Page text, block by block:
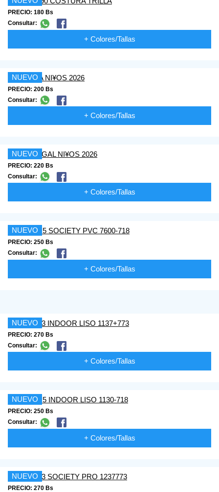
PRECIO: 180 Bs
Consultar:
+ Colores/Tallas
NUEVO
PRECIO: 200 Bs
Consultar:
+ Colores/Tallas
NUEVO
PRECIO: 220 Bs
Consultar:
+ Colores/Tallas
NUEVO
PRECIO: 250 Bs
Consultar:
+ Colores/Tallas
NUEVO
PRECIO: 270 Bs
Consultar:
+ Colores/Tallas
NUEVO
PRECIO: 250 Bs
Consultar:
+ Colores/Tallas
NUEVO
PRECIO: 270 Bs